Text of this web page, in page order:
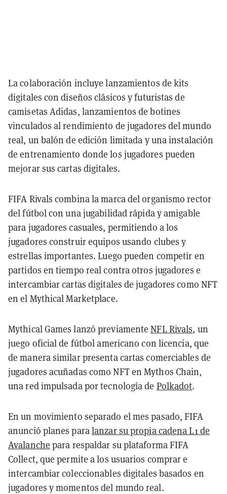
La colaboración incluye lanzamientos de kits
digitales con diseños clásicos y futuristas de
camisetas Adidas, lanzamientos de botines
vinculados al rendimiento de jugadores del mundo
real, un balón de edición limitada y una instalación
de entrenamiento donde los jugadores pueden
mejorar sus cartas digitales.
FIFA Rivals combina la marca del organismo rector
del fútbol con una jugabilidad rápida y amigable
para jugadores casuales, permitiendo a los
jugadores construir equipos usando clubes y
estrellas importantes. Luego pueden competir en
partidos en tiempo real contra otros jugadores e
intercambiar cartas digitales de jugadores como NFT
en el Mythical Marketplace.
Mythical Games lanzó previamenteNFL Rivals, un
juego oficial de fútbol americano con licencia, que
de manera similar presenta cartas comerciables de
jugadores acuñadas como NFT en Mythos Chain,
una red impulsada por tecnología de Polkadot.
En un movimiento separado el mes pasado, FIFA
anunció planes paralanzar su propia cadena L1 de
Avalanche para respaldar su plataforma FIFA
Collect, que permite a los usuarios comprar e
intercambiar coleccionables digitales basados en
jugadores y momentos del mundo real.